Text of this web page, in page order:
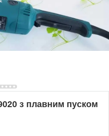
з плавним пуском